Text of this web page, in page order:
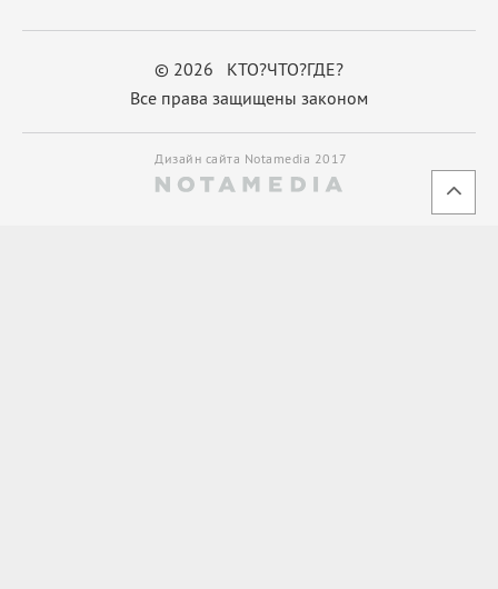
© 2026 КТО?ЧТО?ГДЕ?
Все права защищены законом
Дизайн сайта Notamedia 2017